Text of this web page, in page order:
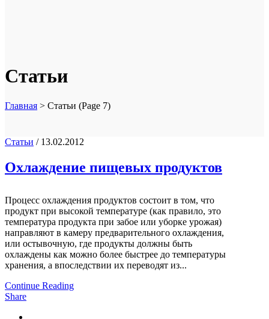
Статьи
Главная > Статьи (Page 7)
Статьи / 13.02.2012
Охлаждение пищевых продуктов
Процесс охлаждения продуктов состоит в том, что
продукт при высокой температуре (как правило, это
температура продукта при забое или уборке урожая)
направляют в камеру предварительного охлаждения,
или остывочную, где продукты должны быть
охлаждены как можно более быстрее до температуры
хранения, а впоследствии их переводят из...
Continue Reading
Share